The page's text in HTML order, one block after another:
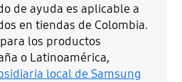
de ayuda es aplicable a
en tiendas de Colombia.
los productos
o Latinoamérica,
local de Samsung